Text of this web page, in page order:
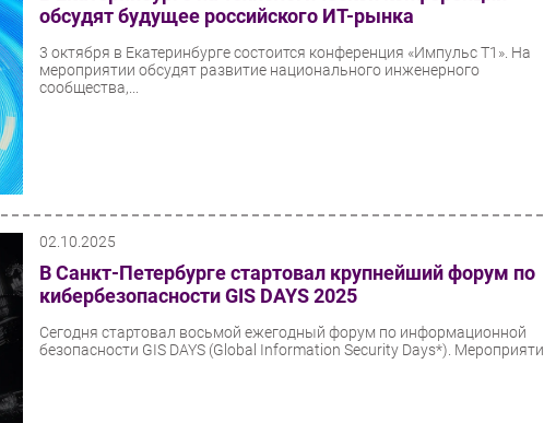
обсудят будущее российского ИТ-рынка
3 октября в Екатеринбурге состоится конференция «Импульс Т1». На
мероприятии обсудят развитие национального инженерного
сообщества,...
02.10.2025
В Санкт-Петербурге стартовал крупнейший форум по
кибербезопасности GIS DAYS 2025
Сегодня стартовал восьмой ежегодный форум по информационной
безопасности GIS DAYS (Global Information Security Days*).